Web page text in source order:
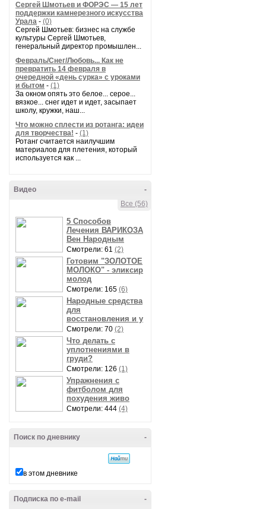
Сергей Шмотьев и ФОРЭС — 15 лет
поддержки камнерезного искусства
Урала - (0)
Сергей Шмотьев: бизнес на службе
культуры Сергей Шмотьев,
генеральный директор промышлен...
Февраль/Снег/Любовь... Как не
превратить 14 февраля в
очередной «день сурка» с уроками
и бытом - (1)
За окном опять это белое... серое...
вязкое... снег идет и идет, засыпает
школу, кружки, наш...
Что можно сплести из ротанга: идеи
для творчества! - (1)
Ротанг считается наилучшим
материалов для плетения, который
используется как ...
-
Видео
Все (56)
5 Способов
Лечения ВАРИКОЗА
Вен Народным
Смотрели: 61 (2)
Готовим "ЗОЛОТОЕ
МОЛОКО" - эликсир
молод
Смотрели: 165 (6)
Народные средства
для
восстановления и у
Смотрели: 70 (2)
Что делать с
уплотнениями в
груди?
Смотрели: 126 (1)
Упражнения с
фитболом для
похудения живо
Смотрели: 444 (4)
-
Поиск по дневнику
в этом дневнике
-
Подписка по e-mail